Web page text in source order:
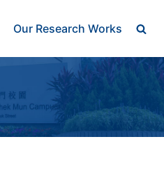
Our Research Works